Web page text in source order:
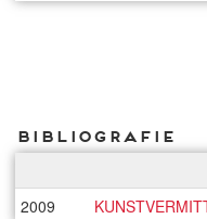
Bibliografie
2009